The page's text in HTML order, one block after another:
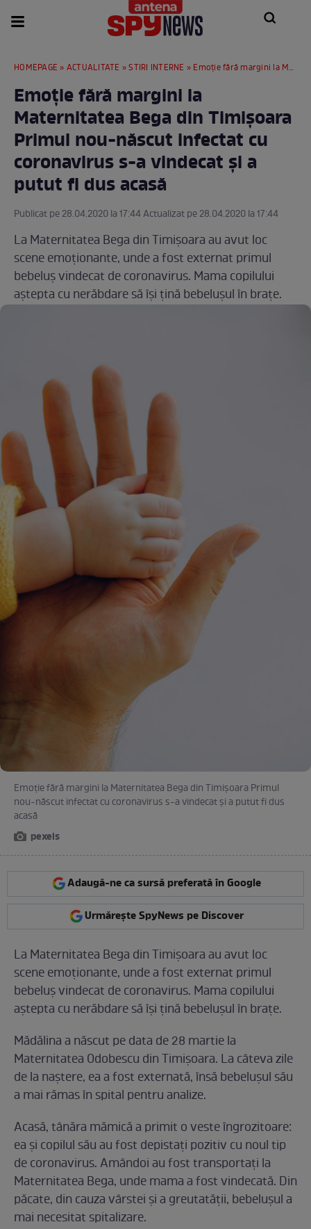
HOMEPAGE » ACTUALITATE »STIRI INTERNE » Emoție fără margini la Maternitatea Bega din Timișoara Primul nou-născut infectat cu coronavirus s-a vindecat și a putut fi dus acasă
Emoție fără margini la
Maternitatea Bega din Timișoara
Primul nou-născut infectat cu
coronavirus s-a vindecat și a
putut fi dus acasă
Publicat pe 28.04.2020 la 17:44 Actualizat pe 28.04.2020 la 17:44
La Maternitatea Bega din Timișoara au avut loc
scene emoționante, unde a fost externat primul
bebeluș vindecat de coronavirus. Mama copilului
aștepta cu nerăbdare să își țină bebelușul în brațe.
Emoție fără margini la Maternitatea Bega din Timișoara Primul
nou-născut infectat cu coronavirus s-a vindecat și a putut fi dus
acasă
pexels
Adaugă-ne ca sursă preferată în Google
Urmărește SpyNews pe Discover
La Maternitatea Bega din Timișoara au avut loc
scene emoționante, unde a fost externat primul
bebeluș vindecat de coronavirus. Mama copilului
aștepta cu nerăbdare să își țină bebelușul în brațe.
Mădălina a născut pe data de 28 martie la
Maternitatea Odobescu din Timișoara. La câteva zile
de la naștere, ea a fost externată, însă bebelușul său
a mai rămas în spital pentru analize.
Acasă, tânăra mămică a primit o veste îngrozitoare:
ea și copilul său au fost depistați pozitiv cu noul tip
de coronavirus. Amândoi au fost transportați la
Maternitatea Bega, unde mama a fost vindecată. Din
păcate, din cauza vârstei și a greutatății, bebelușul a
mai necesitat spitalizare.